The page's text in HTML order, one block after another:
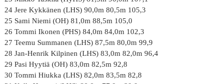
24 Jere Kykkänen (LHS) 90,0m 80,5m 105,3
25 Sami Niemi (OH) 81,0m 88,5m 105,0
26 Tommi Ikonen (PHS) 84,0m 84,0m 102,3
27 Teemu Summanen (LHS) 87,5m 80,0m 99,9
28 Jan-Henrik Kilpinen (LHS) 83,0m 82,0m 96,4
29 Pasi Hyytiä (OH) 83,0m 82,5m 92,8
30 Tommi Hiukka (LHS) 82,0m 83,5m 82,8